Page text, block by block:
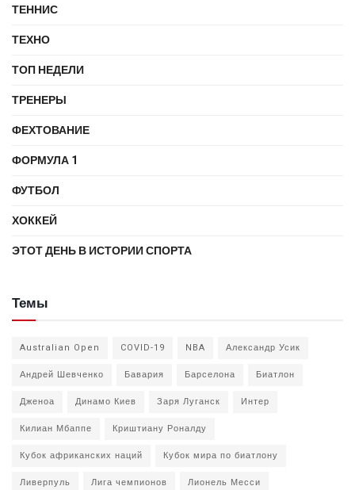
ТЕННИС
ТЕХНО
ТОП НЕДЕЛИ
ТРЕНЕРЫ
ФЕХТОВАНИЕ
ФОРМУЛА 1
ФУТБОЛ
ХОККЕЙ
ЭТОТ ДЕНЬ В ИСТОРИИ СПОРТА
Темы
Australian Open COVID-19 NBA
Александр Усик
Андрей Шевченко
Бавария Барселона
Биатлон
Дженоа
Динамо Киев Заря Луганск
Интер
Килиан Мбаппе
Криштиану Роналду
Кубок африканских наций
Кубок мира по биатлону
Ливерпуль
Лига чемпионов
Лионель Месси